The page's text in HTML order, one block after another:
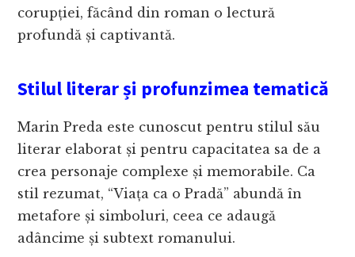
corupției, făcând din roman o lectură
profundă și captivantă.
Stilul literar și profunzimea tematică
Marin Preda este cunoscut pentru stilul său
literar elaborat și pentru capacitatea sa de a
crea personaje complexe și memorabile. Ca
stil rezumat, “Viața ca o Pradă” abundă în
metafore și simboluri, ceea ce adaugă
adâncime și subtext romanului.